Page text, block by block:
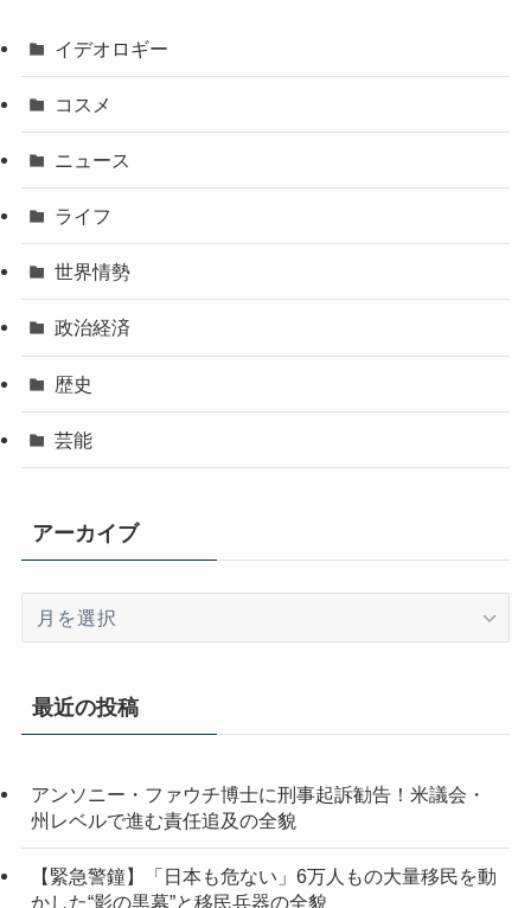
イデオロギー
コスメ
ニュース
ライフ
世界情勢
政治経済
歴史
芸能
アーカイブ
イ
最近の投稿
アンソニー・ファウチ博士に刑事起訴勧告！米議会・
州レベルで進む責任追及の全貌
【緊急警鐘】「日本も危ない」6万人もの大量移民を動
かした“影の黒幕”と移民兵器の全貌